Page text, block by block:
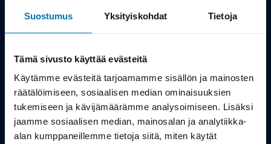
Suostumus Yksityiskohdat Tietoja
Tämä sivusto käyttää evästeitä
Käytämme evästeitä tarjoamamme sisällön ja mainosten
räätälöimiseen, sosiaalisen median ominaisuuksien
tukemiseen ja kävijämäärämme analysoimiseen. Lisäksi
jaamme sosiaalisen median, mainosalan ja analytiikka-
alan kumppaneillemme tietoja siitä, miten käytät
Kauppa
Työsuhdepyörä
Info
Toimitus